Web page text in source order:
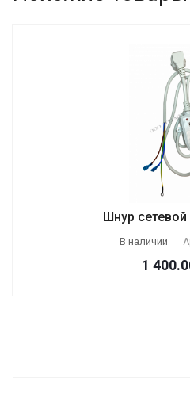
Шнур
В наличии
1